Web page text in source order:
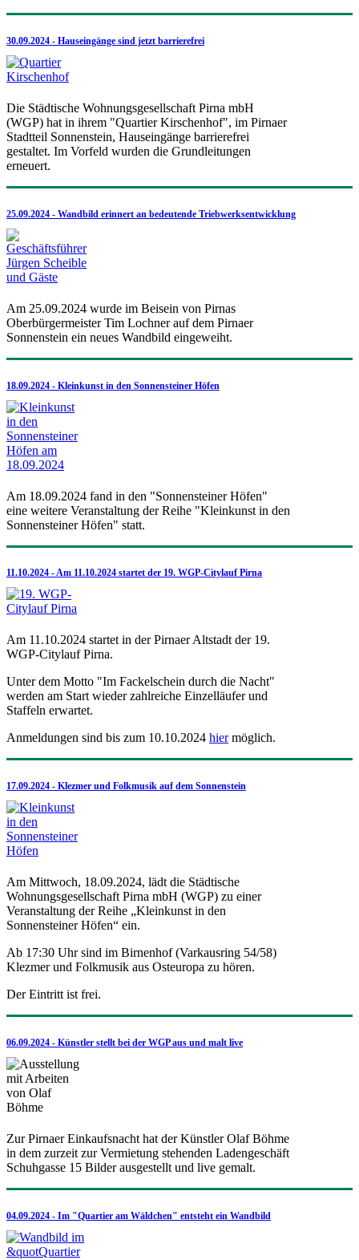
30.09.2024 - Hauseingänge sind jetzt barrierefrei
Die Städtische Wohnungsgesellschaft Pirna mbH
(WGP) hat in ihrem "Quartier Kirschenhof", im Pirnaer
Stadtteil Sonnenstein, Hauseingänge barrierefrei
gestaltet. Im Vorfeld wurden die Grundleitungen
erneuert.
25.09.2024 - Wandbild erinnert an bedeutende Triebwerksentwicklung
Am 25.09.2024 wurde im Beisein von Pirnas
Oberbürgermeister Tim Lochner auf dem Pirnaer
Sonnenstein ein neues Wandbild eingeweiht.
18.09.2024 - Kleinkunst in den Sonnensteiner Höfen
Am 18.09.2024 fand in den "Sonnensteiner Höfen"
eine weitere Veranstaltung der Reihe "Kleinkunst in den
Sonnensteiner Höfen" statt.
11.10.2024 - Am 11.10.2024 startet der 19. WGP-Citylauf Pirna
Am 11.10.2024 startet in der Pirnaer Altstadt der 19.
WGP-Citylauf Pirna.
Unter dem Motto "Im Fackelschein durch die Nacht"
werden am Start wieder zahlreiche Einzelläufer und
Staffeln erwartet.
Anmeldungen sind bis zum 10.10.2024 hiermöglich.
17.09.2024 - Klezmer und Folkmusik auf dem Sonnenstein
Am Mittwoch, 18.09.2024, lädt die Städtische
Wohnungsgesellschaft Pirna mbH (WGP) zu einer
Veranstaltung der Reihe „Kleinkunst in den
Sonnensteiner Höfen“ ein.
Ab 17:30 Uhr sind im Birnenhof (Varkausring 54/58)
Klezmer und Folkmusik aus Osteuropa zu hören.
Der Eintritt ist frei.
06.09.2024 - Künstler stellt bei der WGP aus und malt live
Zur Pirnaer Einkaufsnacht hat der Künstler Olaf Böhme
in dem zurzeit zur Vermietung stehenden Ladengeschäft
Schuhgasse 15 Bilder ausgestellt und live gemalt.
04.09.2024 - Im "Quartier am Wäldchen" entsteht ein Wandbild